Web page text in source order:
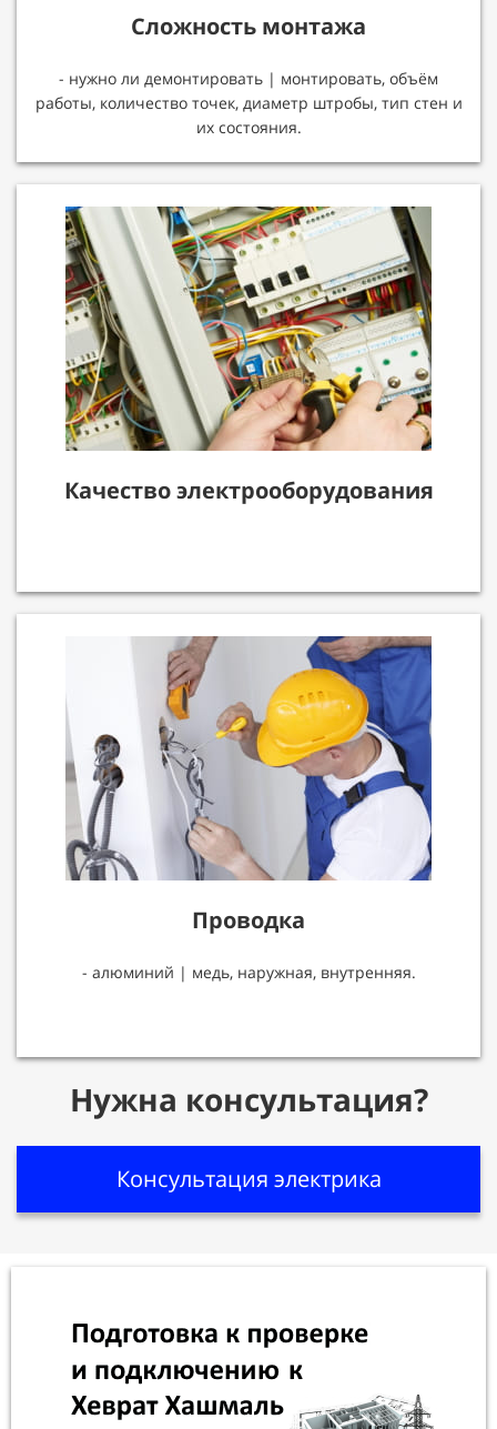
Сложность монтажа
- нужно ли демонтировать | монтировать, объём
работы, количество точек, диаметр штробы, тип стен и
их состояния.
Качество электрооборудования
Проводка
- алюминий | медь, наружная, внутренняя.
Нужна консультация?
Консультация электрика